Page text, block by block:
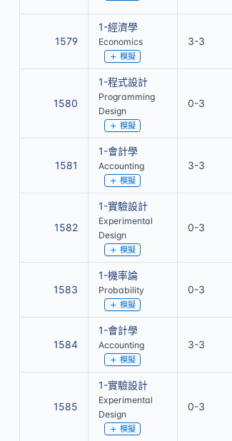
1579
1-經濟學
Economics
模擬
3-3
1580
1-程式設計
Programming
Design
模擬
0-3
1581
1-會計學
Accounting
模擬
3-3
1582
1-實驗設計
Experimental
Design
模擬
0-3
1583
1-機率論
Probability
模擬
0-3
1584
1-會計學
Accounting
模擬
3-3
1585
1-實驗設計
Experimental
Design
模擬
0-3